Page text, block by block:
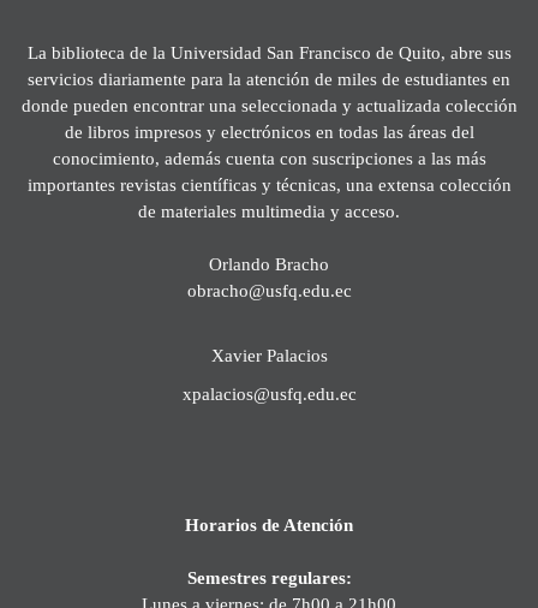
La biblioteca de la Universidad San Francisco de Quito, abre sus
servicios diariamente para la atención de miles de estudiantes en
donde pueden encontrar una seleccionada y actualizada colección
de libros impresos y electrónicos en todas las áreas del
conocimiento, además cuenta con suscripciones a las más
importantes revistas científicas y técnicas, una extensa colección
de materiales multimedia y acceso.
Orlando Bracho
obracho@usfq.edu.ec
Xavier Palacios
xpalacios@usfq.edu.ec
Horarios de Atención
Semestres regulares:
Lunes a viernes: de 7h00 a 21h00